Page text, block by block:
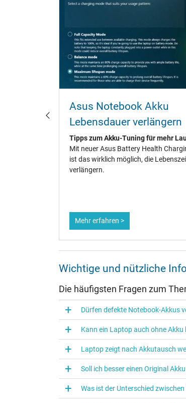
Asus Notebook Akku
Lebensdauer verlängern
Tipps zum Akku-Tuning für mehr
Mit neuer Asus Battery Health
ist das wirklich möglich, die
verlängern.
Mehr erfahren >
Wichtige und nützliche
Die häufigsten Fragen zum
Dürfen defekte Notebook-Akkus
Kann ein Laptop auch ohne
Laptop zeigt nach Akkutausch
Soll ich besser einen Original
Was ist der Unterschied